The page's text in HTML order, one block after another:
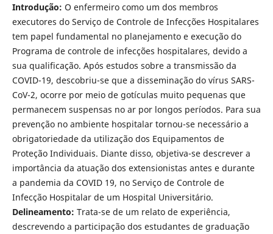
Introdução: O enfermeiro como um dos membros
executores do Serviço de Controle de Infecções Hospitalares
tem papel fundamental no planejamento e execução do
Programa de controle de infecções hospitalares, devido a
sua qualificação. Após estudos sobre a transmissão da
COVID-19, descobriu-se que a disseminação do vírus SARS-
CoV-2, ocorre por meio de gotículas muito pequenas que
permanecem suspensas no ar por longos períodos. Para sua
prevenção no ambiente hospitalar tornou-se necessário a
obrigatoriedade da utilização dos Equipamentos de
Proteção Individuais. Diante disso, objetiva-se descrever a
importância da atuação dos extensionistas antes e durante
a pandemia da COVID 19, no Serviço de Controle de
Infecção Hospitalar de um Hospital Universitário.
Delineamento: Trata-se de um relato de experiência,
descrevendo a participação dos estudantes de graduação